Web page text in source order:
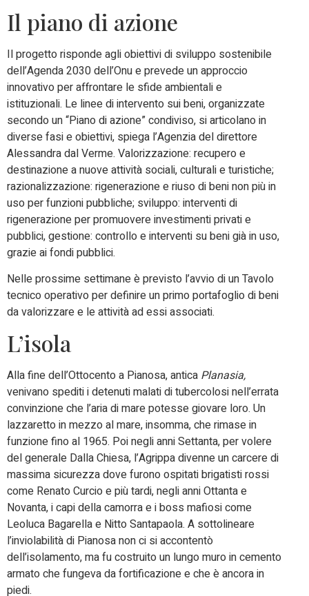
Il piano di azione
Il progetto risponde agli obiettivi di sviluppo sostenibile
dell’Agenda 2030 dell’Onu e prevede un approccio
innovativo per affrontare le sfide ambientali e
istituzionali. Le linee di intervento sui beni, organizzate
secondo un “Piano di azione” condiviso, si articolano in
diverse fasi e obiettivi, spiega l’Agenzia del direttore
Alessandra dal Verme. Valorizzazione: recupero e
destinazione a nuove attività sociali, culturali e turistiche;
razionalizzazione: rigenerazione e riuso di beni non più in
uso per funzioni pubbliche; sviluppo: interventi di
rigenerazione per promuovere investimenti privati e
pubblici, gestione: controllo e interventi su beni già in uso,
grazie ai fondi pubblici.
Nelle prossime settimane è previsto l’avvio di un Tavolo
tecnico operativo per definire un primo portafoglio di beni
da valorizzare e le attività ad essi associati.
L’isola
Alla fine dell’Ottocento a Pianosa, antica Planasia,
venivano spediti i detenuti malati di tubercolosi nell’errata
convinzione che l’aria di mare potesse giovare loro. Un
lazzaretto in mezzo al mare, insomma, che rimase in
funzione fino al 1965. Poi negli anni Settanta, per volere
del generale Dalla Chiesa, l’Agrippa divenne un carcere di
massima sicurezza dove furono ospitati brigatisti rossi
come Renato Curcio e più tardi, negli anni Ottanta e
Novanta, i capi della camorra e i boss mafiosi come
Leoluca Bagarella e Nitto Santapaola. A sottolineare
l’inviolabilità di Pianosa non ci si accontentò
dell’isolamento, ma fu costruito un lungo muro in cemento
armato che fungeva da fortificazione e che è ancora in
piedi.